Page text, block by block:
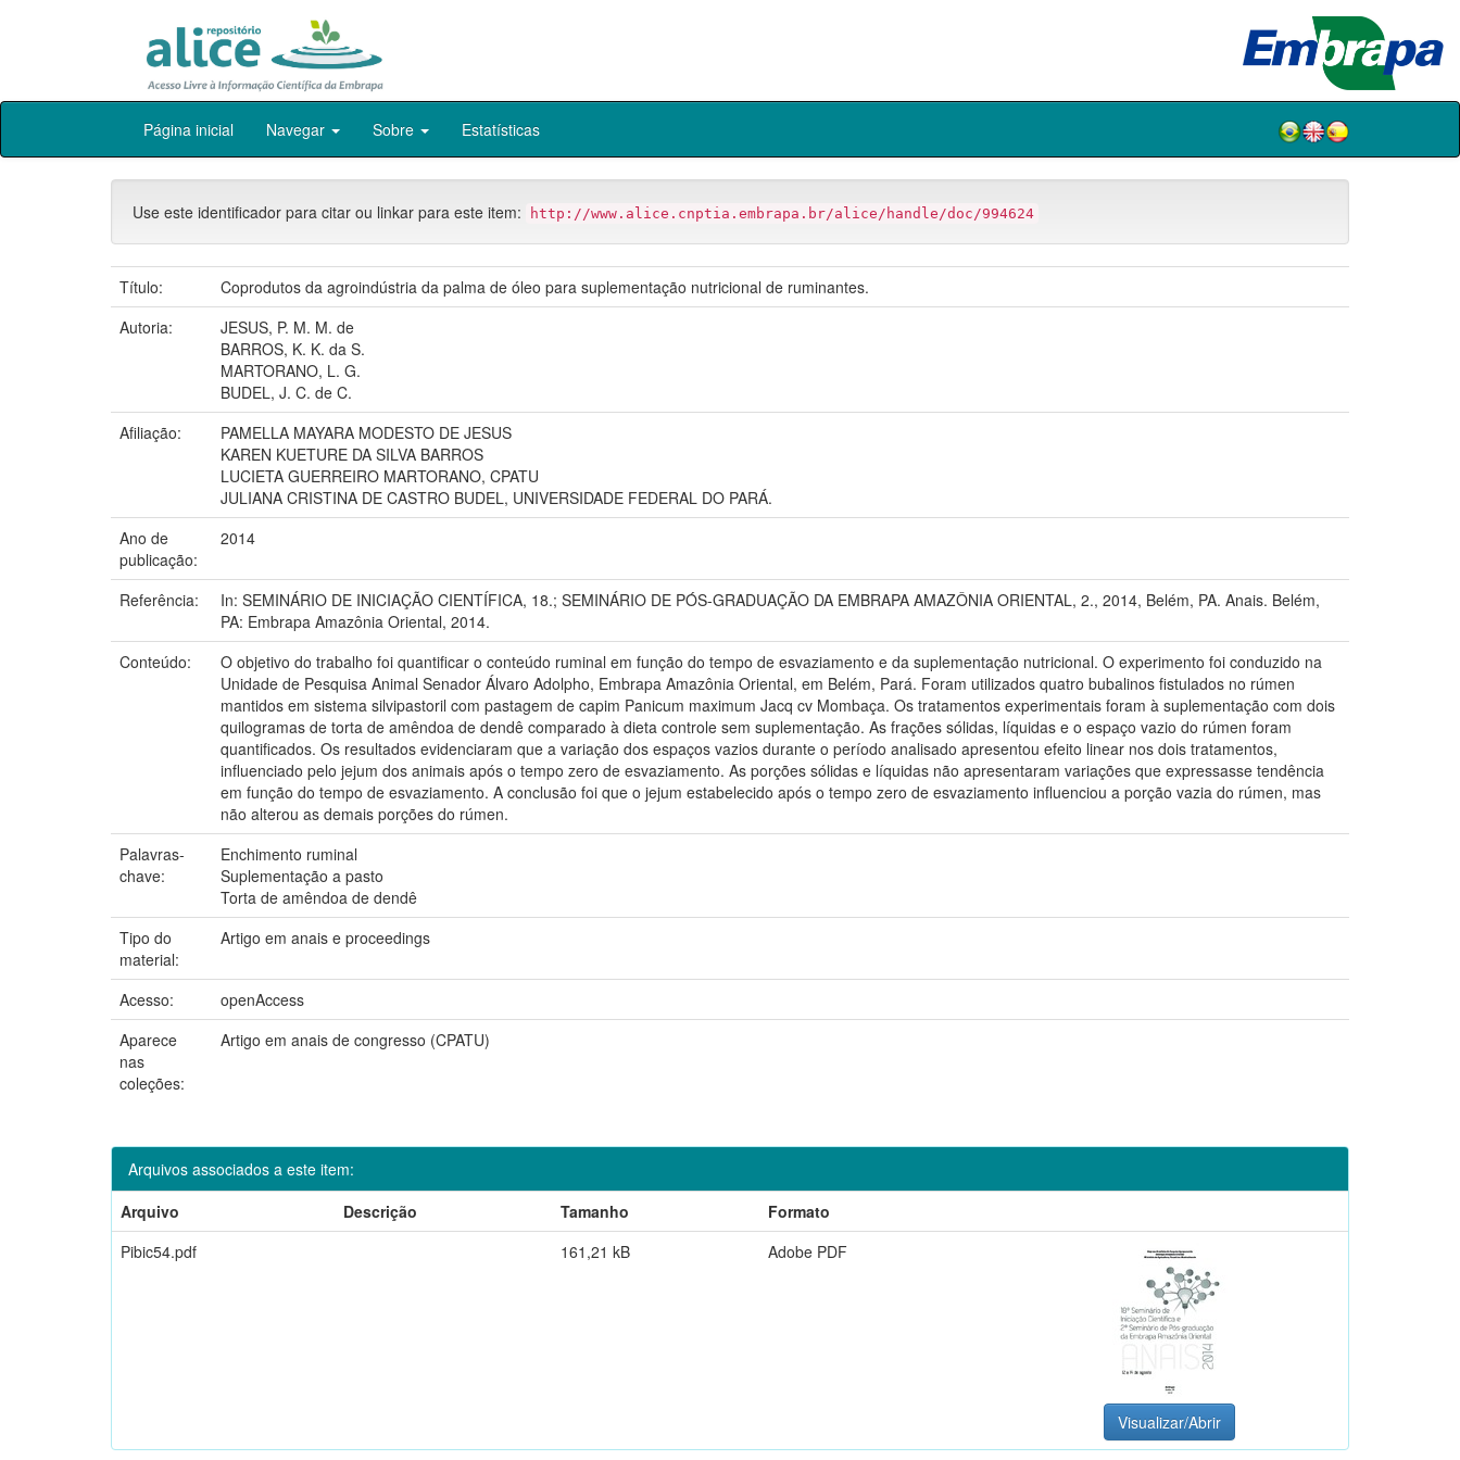
Skip
Página inicial Navegar Sobre Estatísticas
Use este identificador para citar ou linkar para este item: http://www.alice.cnptia.embrapa.br/alice/handle/doc/994624
Título:
Coprodutos da agroindústria da palma de óleo para suplementação nutricional de ruminantes.
Autoria:
JESUS, P. M. M. de
BARROS, K. K. da S.
MARTORANO, L. G.
BUDEL, J. C. de C.
Afiliação:
PAMELLA MAYARA MODESTO DE JESUS
KAREN KUETURE DA SILVA BARROS
LUCIETA GUERREIRO MARTORANO, CPATU
JULIANA CRISTINA DE CASTRO BUDEL, UNIVERSIDADE FEDERAL DO PARÁ.
Ano de
publicação:
2014
Referência:
In: SEMINÁRIO DE INICIAÇÃO CIENTÍFICA, 18.; SEMINÁRIO DE PÓS-GRADUAÇÃO DA EMBRAPA AMAZÔNIA ORIENTAL, 2., 2014, Belém, PA. Anais. Belém,
PA: Embrapa Amazônia Oriental, 2014.
Conteúdo:
O objetivo do trabalho foi quantificar o conteúdo ruminal em função do tempo de esvaziamento e da suplementação nutricional. O experimento foi conduzido na
Unidade de Pesquisa Animal Senador Álvaro Adolpho, Embrapa Amazônia Oriental, em Belém, Pará. Foram utilizados quatro bubalinos fistulados no rúmen
mantidos em sistema silvipastoril com pastagem de capim Panicum maximum Jacq cv Mombaça. Os tratamentos experimentais foram à suplementação com dois
quilogramas de torta de amêndoa de dendê comparado à dieta controle sem suplementação. As frações sólidas, líquidas e o espaço vazio do rúmen foram
quantificados. Os resultados evidenciaram que a variação dos espaços vazios durante o período analisado apresentou efeito linear nos dois tratamentos,
influenciado pelo jejum dos animais após o tempo zero de esvaziamento. As porções sólidas e líquidas não apresentaram variações que expressasse tendência
em função do tempo de esvaziamento. A conclusão foi que o jejum estabelecido após o tempo zero de esvaziamento influenciou a porção vazia do rúmen, mas
não alterou as demais porções do rúmen.
Palavras-
chave:
Enchimento ruminal
Suplementação a pasto
Torta de amêndoa de dendê
Tipo do
material:
Artigo em anais e proceedings
Acesso:
openAccess
Aparece
nas
coleções:
Artigo em anais de congresso (CPATU)
Arquivos associados a este item:
Arquivo
Descrição Tamanho
Formato
Pibic54.pdf
161,21 kB Adobe PDF
Visualizar/Abrir